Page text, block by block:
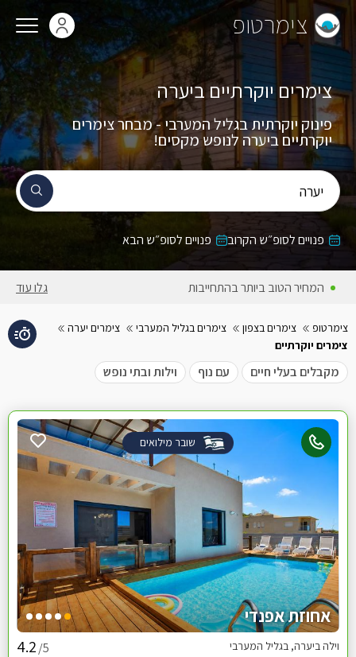
צימרטופ
יערה
צימרים יוקרתיים ביערה
פינוק יוקרתית בגליל המערבי - מבחר צימרים
יוקרתיים ביערה לנופש מקסים!
פנויים לסופ״ש הקרוב פנויים לסופ״ש הבא
המחיר הטוב ביותר בהתחייבות גלו עוד
צימרטופ צימרים בצפון צימרים בגליל המערבי
צימרים יערה
צימרים יוקרתיים
מקבלים בעלי חיים עם נוף וילות ובתי נופש
שובר מילואים
אחוזת אפנדי
/5 וילה ביערה, בגליל המערבי